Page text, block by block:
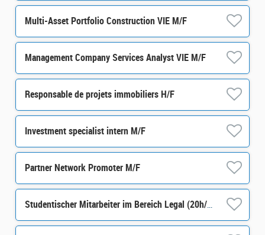
Multi-Asset Portfolio Construction VIE M/F
Management Company Services Analyst VIE M/F
Responsable de projets immobiliers H/F
Investment specialist intern M/F
Partner Network Promoter M/F
Studentischer Mitarbeiter im Bereich Legal (20h/Woche) m/w/d